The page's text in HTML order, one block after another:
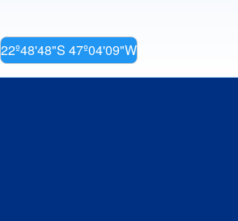
22º48'48"S 47º04'09"W